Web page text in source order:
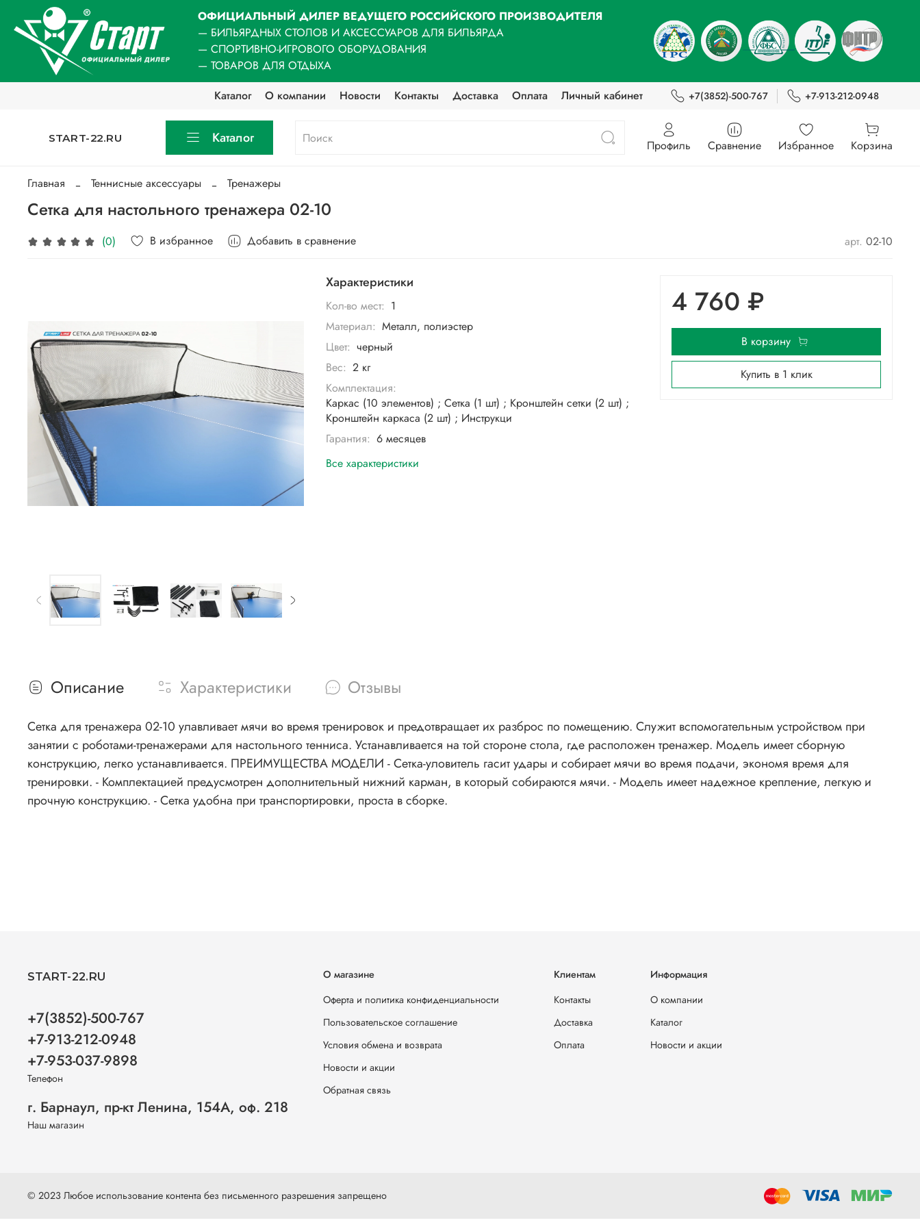
ОФИЦИАЛЬНЫЙ ДИЛЕР ВЕДУЩЕГО РОССИЙСКОГО ПРОИЗВОДИТЕЛЯ
— БИЛЬЯРДНЫХ СТОЛОВ И АКСЕССУАРОВ ДЛЯ БИЛЬЯРДА
— СПОРТИВНО-ИГРОВОГО ОБОРУДОВАНИЯ
— ТОВАРОВ ДЛЯ ОТДЫХА
Каталог
О компании Новости Контакты Доставка Оплата Личный кабинет +7(3852)-500-767 +7-913-212-0948
START-22.RU Каталог Профиль Сравнение Избранное Корзина
Главная Теннисные аксессуары Тренажеры
Сетка для настольного тренажера 02-10
(0) В избранное Добавить в сравнение арт. 02-10
Характеристики
Кол-во мест: 1
Материал: Металл, полиэстер
Цвет: черный
Вес: 2 кг
Комплектация:
Каркас (10 элементов) ; Сетка (1 шт) ; Кронштейн сетки (2 шт) ;
Кронштейн каркаса (2 шт) ; Инструкци
Гарантия: 6 месяцев
Все характеристики
4 760 ₽
В корзину
Купить в 1 клик
Описание Характеристики Отзывы
Сетка для тренажера 02-10 улавливает мячи во время тренировок и предотвращает их разброс по помещению. Служит вспомогательным устройством при
занятии с роботами-тренажерами для настольного тенниса. Устанавливается на той стороне стола, где расположен тренажер. Модель имеет сборную
конструкцию, легко устанавливается. ПРЕИМУЩЕСТВА МОДЕЛИ - Сетка-уловитель гасит удары и собирает мячи во время подачи, экономя время для
тренировки. - Комплектацией предусмотрен дополнительный нижний карман, в который собираются мячи. - Модель имеет надежное крепление, легкую и
прочную конструкцию. - Сетка удобна при транспортировки, проста в сборке.
О магазине
Оферта и политика конфиденциальности
Пользовательское соглашение
Условия обмена и возврата
Новости и акции
Обратная связь
Клиентам
Контакты
Доставка
Оплата
Информация
О компании
Каталог
Новости и акции
START-22.RU
+7(3852)-500-767
+7-913-212-0948
+7-953-037-9898
Телефон
г. Барнаул, пр-кт Ленина, 154А, оф. 218
Наш магазин
© 2023 Любое использование контента без письменного разрешения запрещено